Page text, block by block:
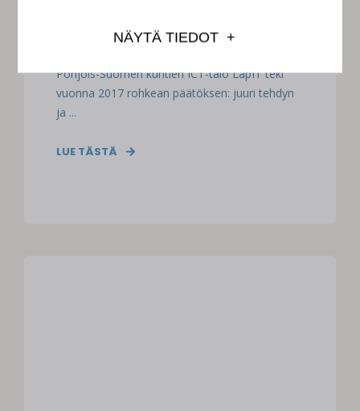
NÄYTÄ TIEDOT
SAI KAIKKI MUKAAN?
Pohjois-Suomen kuntien ICT-talo LapIT teki
vuonna 2017 rohkean päätöksen: juuri tehdyn
ja ...
LUE TÄSTÄ